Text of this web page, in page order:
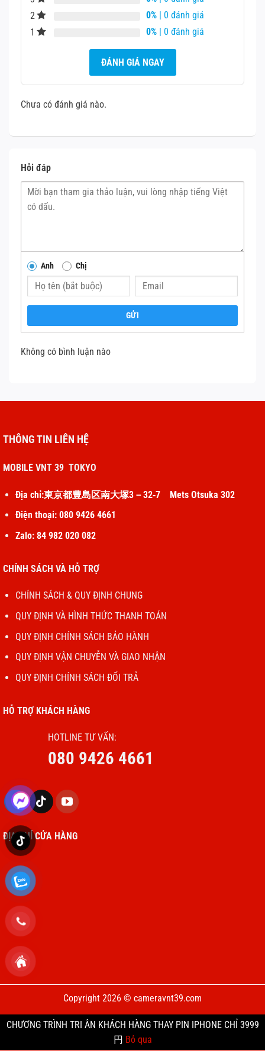
Điện Thoại Vui gần nhất để được hỗ trợ ngay.
2
0% | 0 đánh giá
1
0% | 0 đánh giá
ĐÁNH GIÁ NGAY
Chưa có đánh giá nào.
Hỏi đáp
Anh Chị
GỬI
Không có bình luận nào
THÔNG TIN LIÊN HỆ
MOBILE VNT 39 TOKYO
Địa chỉ:東京都豊島区南大塚3－32‐7 Mets Otsuka 302
Điện thoại: 080 9426 4661
Zalo: 84 982 020 082
CHÍNH SÁCH VÀ HỖ TRỢ
CHÍNH SÁCH & QUY ĐỊNH CHUNG
QUY ĐỊNH VÀ HÌNH THỨC THANH TOÁN
QUY ĐỊNH CHÍNH SÁCH BẢO HÀNH
QUY ĐỊNH VẬN CHUYỄN VÀ GIAO NHẬN
QUY ĐỊNH CHÍNH SÁCH ĐỔI TRẢ
HỖ TRỢ KHÁCH HÀNG
HOTLINE TƯ VẤN:
080 9426 4661
ĐỊA CHỈ CỬA HÀNG
Copyright 2026 © cameravnt39.com
CHƯƠNG TRÌNH TRI ÂN KHÁCH HÀNG THAY PIN IPHONE CHỈ 3999
円 Bỏ qua